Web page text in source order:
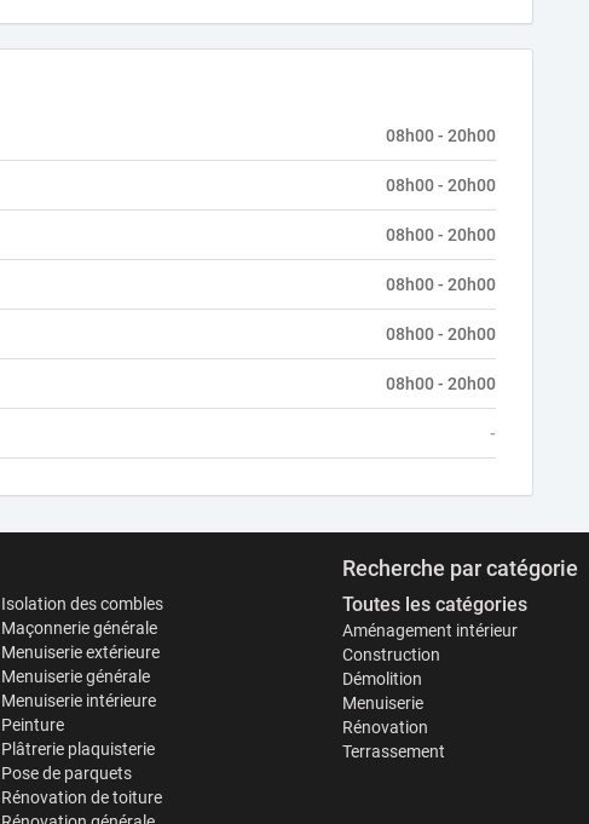
08h00 - 20h00
08h00 - 20h00
08h00 - 20h00
08h00 - 20h00
08h00 - 20h00
08h00 - 20h00
-
Isolation des combles
Maçonnerie générale
Menuiserie extérieure
Menuiserie générale
Menuiserie intérieure
Peinture
Plâtrerie plaquisterie
Pose de parquets
Rénovation de toiture
Recherche par catégorie
Toutes les catégories
Aménagement intérieur
Construction
Démolition
Menuiserie
Rénovation
Terrassement